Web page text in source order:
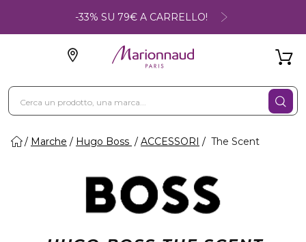
-33% SU 79€ A CARRELLO!
Marche Hugo Boss ACCESSORI The Scent